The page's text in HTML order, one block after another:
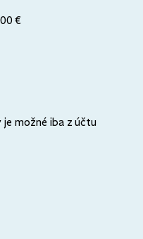
€
je možné iba z účtu